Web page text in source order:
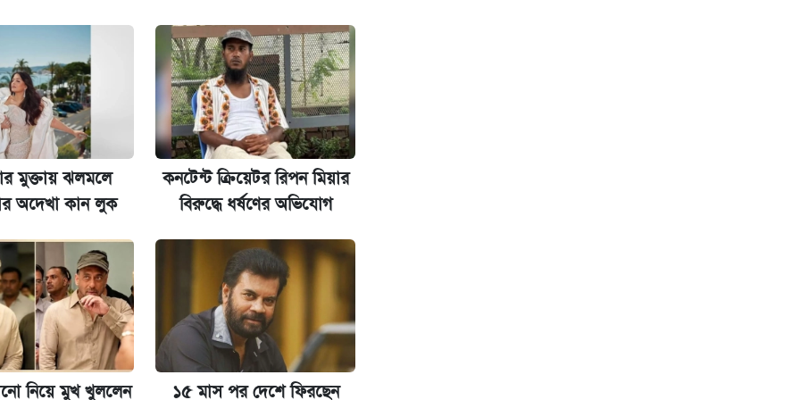
খান
বন্ধ
গেল
যা
মুক্তায় ঝলমলে
অদেখা কান লুক
কনটেন্ট ক্রিয়েটর রিপন মিয়ার
বিরুদ্ধে ধর্ষণের অভিযোগ
নিয়ে মুখ খুললেন
১৫ মাস পর দেশে ফিরছেন